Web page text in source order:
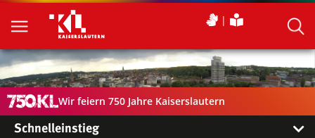
Wir feiern 750 Jahre Kaiserslautern
Schnelleinstieg